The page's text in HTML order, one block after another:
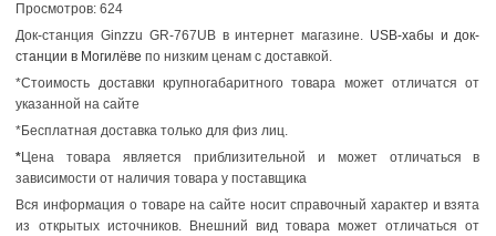
Просмотров: 624
Док-станция Ginzzu GR-767UB в интернет магазине. USB-хабы и док-
станции в Могилёве по низким ценам с доставкой.
*Стоимость доставки крупногабаритного товара может отличатся от
указанной на сайте
*Бесплатная доставка только для физ лиц.
*Цена товара является приблизительной и может отличаться в
зависимости от наличия товара у поставщика
Вся информация о товаре на сайте носит справочный характер и взята
из открытых источников. Внешний вид товара может отличаться от